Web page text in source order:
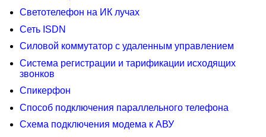
Светотелефон на ИК лучах
Сеть ISDN
Силовой коммутатор с удаленным управлением
Система регистрации и тарификации исходящих
звонков
Спикерфон
Способ подключения параллельного телефона
Схема подключения модема к АВУ